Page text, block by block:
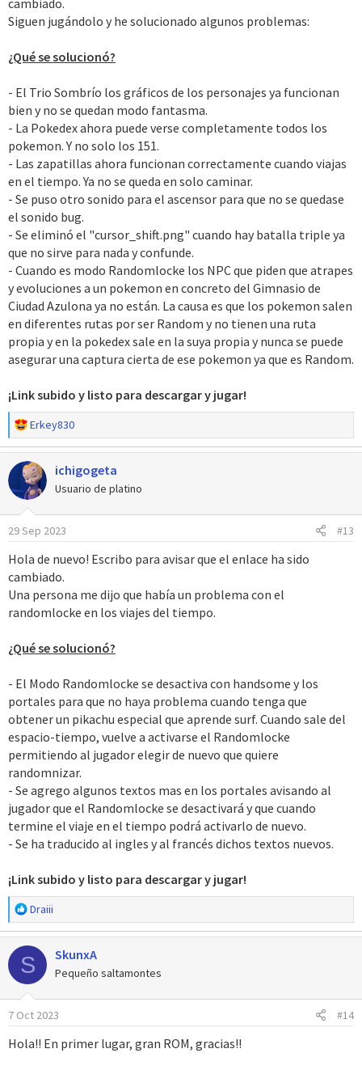
:
cambiado.
Siguen jugándolo y he solucionado algunos problemas:
¿Qué se solucionó?
- El Trio Sombrío los gráficos de los personajes ya funcionan
bien y no se quedan modo fantasma.
- La Pokedex ahora puede verse completamente todos los
pokemon. Y no solo los 151.
- Las zapatillas ahora funcionan correctamente cuando viajas
en el tiempo. Ya no se queda en solo caminar.
- Se puso otro sonido para el ascensor para que no se quedase
el sonido bug.
- Se eliminó el "cursor_shift.png" cuando hay batalla triple ya
que no sirve para nada y confunde.
- Cuando es modo Randomlocke los NPC que piden que atrapes
y evoluciones a un pokemon en concreto del Gimnasio de
Ciudad Azulona ya no están. La causa es que los pokemon salen
en diferentes rutas por ser Random y no tienen una ruta
propia y en la pokedex sale en la suya propia y nunca se puede
asegurar una captura cierta de ese pokemon ya que es Random.
¡Link subido y listo para descargar y jugar!
R
e
a
c
c
i
o
n
s
:
Erkey830
ichigogeta
Usuario de platino
29 Sep 2023 #13
Hola de nuevo! Escribo para avisar que el enlace ha sido
cambiado.
Una persona me dijo que había un problema con el
randomlocke en los viajes del tiempo.
¿Qué se solucionó?
- El Modo Randomlocke se desactiva con handsome y los
portales para que no haya problema cuando tenga que
obtener un pikachu especial que aprende surf. Cuando sale del
espacio-tiempo, vuelve a activarse el Randomlocke
permitiendo al jugador elegir de nuevo que quiere
randomnizar.
- Se agrego algunos textos mas en los portales avisando al
jugador que el Randomlocke se desactivará y que cuando
termine el viaje en el tiempo podrá activarlo de nuevo.
- Se ha traducido al ingles y al francés dichos textos nuevos.
¡Link subido y listo para descargar y jugar!
R
e
a
c
c
i
o
n
s
Draiii
S SkunxA
Pequeño saltamontes
7 Oct 2023 #14
Hola!! En primer lugar, gran ROM, gracias!!